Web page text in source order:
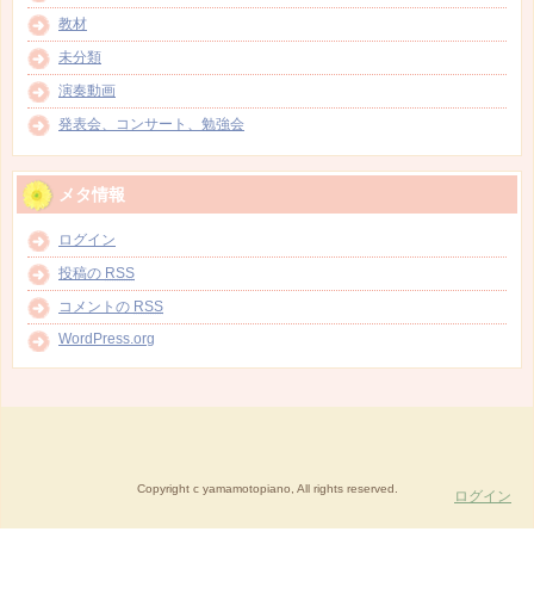
教材
未分類
演奏動画
発表会、コンサート、勉強会
メタ情報
ログイン
投稿の RSS
コメントの RSS
WordPress.org
Copyright c yamamotopiano, All rights reserved. ログイン